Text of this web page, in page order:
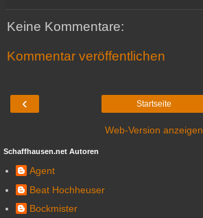
Keine Kommentare:
Kommentar veröffentlichen
‹ Startseite
Web-Version anzeigen
Schaffhausen.net Autoren
Agent
Beat Hochheuser
Bockmister